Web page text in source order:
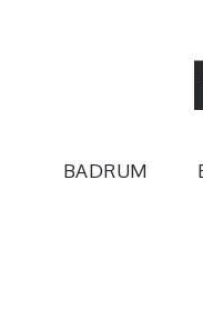
BADRUM